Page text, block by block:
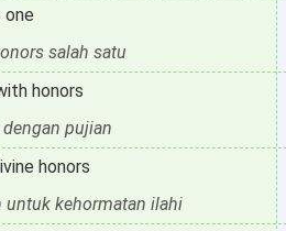
one
salah satu
honors
pujian
honors
untuk kehormatan ilahi